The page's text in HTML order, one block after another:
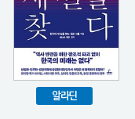
알라딘